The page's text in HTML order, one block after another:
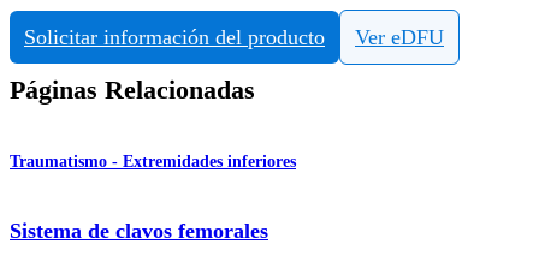
Solicitar información del producto Ver eDFU
Páginas Relacionadas
Traumatismo - Extremidades inferiores
Sistema de clavos femorales